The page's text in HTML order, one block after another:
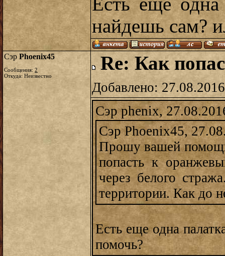
найдешь сам?
Сэр Phoenix45
Сообщения: 2
Откуда: Неизвестно
Re: Как
Добавлено:
Сэр phenix,
Сэр Phoenix45,
Прошу вашей
попасть к
через белого
территории. Как до
Есть еще одна
помочь?